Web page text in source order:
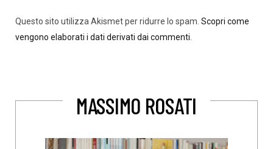
Questo sito utilizza Akismet per ridurre lo spam. Scopri come
vengono elaborati i dati derivati dai commenti.
MASSIMO ROSATI